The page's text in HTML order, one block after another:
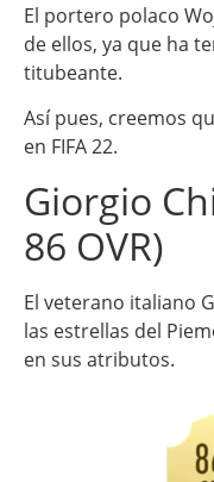
El portero polaco
de ellos, ya que ha
titubeante.
Así pues, creemos
en FIFA 22.
Giorgio
86 OVR)
El veterano italiano
las estrellas del
en sus atributos.